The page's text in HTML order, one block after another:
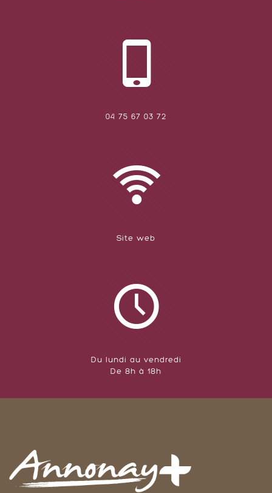
04 75 67 03 72
Site web
Du lundi au vendredi
De 8h à 18h